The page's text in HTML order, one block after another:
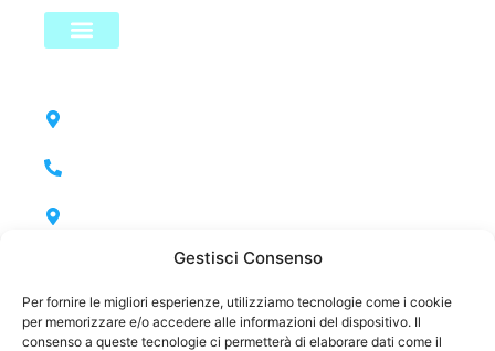
Gestisci Consenso
Per fornire le migliori esperienze, utilizziamo tecnologie come i cookie
per memorizzare e/o accedere alle informazioni del dispositivo. Il
consenso a queste tecnologie ci permetterà di elaborare dati come il
0571 419810
Sede Legale: Via Macallè 70, Seregno (MB)
info@clearwaterdepuratori.com